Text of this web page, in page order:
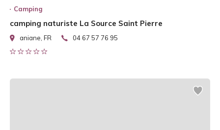
Camping
camping naturiste La Source Saint Pierre
aniane, FR 04 67 57 76 95